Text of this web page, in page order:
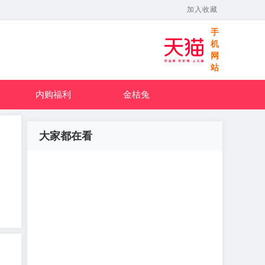
加入收藏
手
机
网
站
内购福利 金桔兔
大家都在看